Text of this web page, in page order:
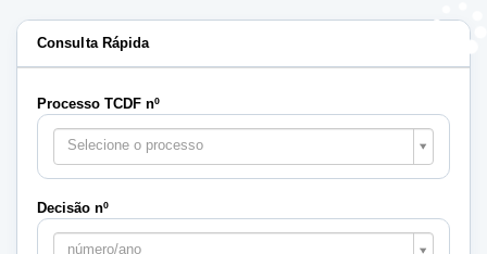
Consulta Rápida
Processo TCDF nº
Selecione o processo
Decisão nº
número/ano